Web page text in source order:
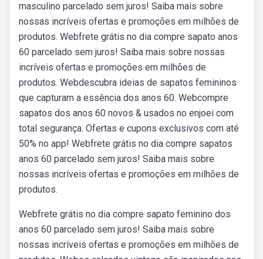
masculino parcelado sem juros! Saiba mais sobre
nossas incríveis ofertas e promoções em milhões de
produtos. Webfrete grátis no dia compre sapato anos
60 parcelado sem juros! Saiba mais sobre nossas
incríveis ofertas e promoções em milhões de
produtos. Webdescubra ideias de sapatos femininos
que capturam a essência dos anos 60. Webcompre
sapatos dos anos 60 novos & usados no enjoei com
total segurança. Ofertas e cupons exclusivos com até
50% no app! Webfrete grátis no dia compre sapatos
anos 60 parcelado sem juros! Saiba mais sobre
nossas incríveis ofertas e promoções em milhões de
produtos.
Webfrete grátis no dia compre sapato feminino dos
anos 60 parcelado sem juros! Saiba mais sobre
nossas incríveis ofertas e promoções em milhões de